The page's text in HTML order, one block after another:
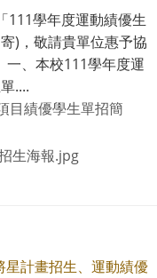
學年度運動績優生
)，敬請貴單位惠予協
一、本校111學年度運
....
目績優學生單招簡
生海報.jpg
計畫招生、運動績優